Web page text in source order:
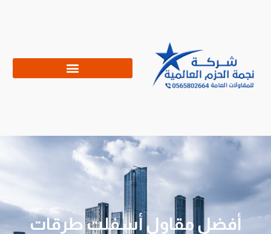
أفضل مقاول أسفلت طرقات